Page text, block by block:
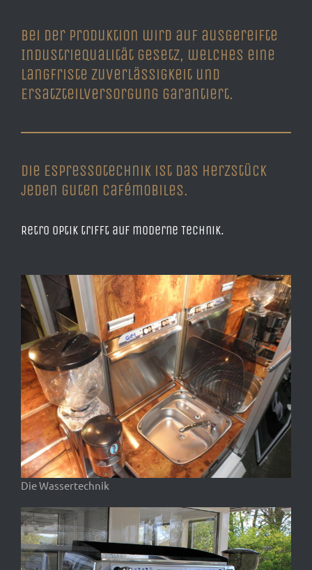
Bei der Produktion wird auf ausgereifte
Industriequalität gesetz, welches eine
langfriste Zuverlässigkeit und
Ersatzteilversorgung garantiert.
Die Espressotechnik ist das Herzstück
jeden guten Cafémobiles.
Retro Optik trifft auf moderne Technik.
Die Wassertechnik